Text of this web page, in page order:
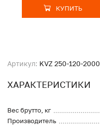
Артикул: KVZ 250-120-2000
ХАРАКТЕРИСТИКИ
Вес брутто, кг
Производитель
КУПИТЬ